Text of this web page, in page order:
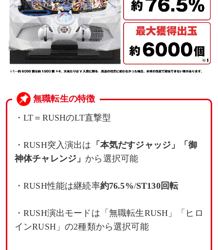
無職転生の特徴
・LT＝RUSHのLT直撃型
・RUSH突入演出は 「本気だすジャッジ」「御
神体チャレンジ」 から選択可能
・RUSH性能は継続率約76.5%/ST130回転
・RUSH演出モードは「無職転生RUSH」「ヒロ
インRUSH」の2種類から選択可能